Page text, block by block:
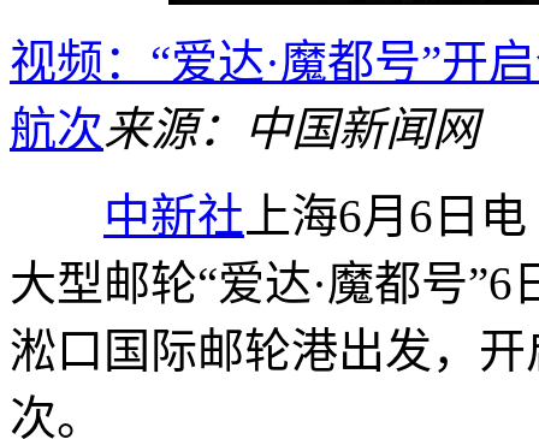
视频：“爱达·魔都号”开
航次来源：中国新闻网
中新社 上海6月6日
大型邮轮“爱达·魔都号
淞口国际邮轮港出发，
次。